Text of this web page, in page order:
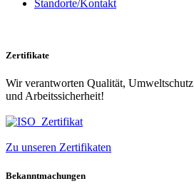
Standorte/Kontakt
Zertifikate
Wir verantworten Qualität, Umweltschutz
und Arbeitssicherheit!
Zu unseren Zertifikaten
Bekanntmachungen